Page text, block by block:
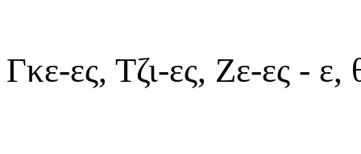
Γκε-ες, Τζι-ες, Ζε-ες -